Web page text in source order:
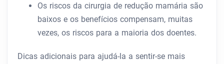
Os riscos da cirurgia de redução mamária são
baixos e os benefícios compensam, muitas
vezes, os riscos para a maioria dos doentes.
Dicas adicionais para ajudá-la a sentir-se mais